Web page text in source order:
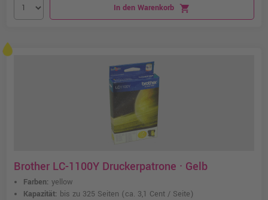
In den Warenkorb shopping_cart
Brother LC-1100Y Druckerpatrone · Gelb
Farben: yellow
Kapazität: bis zu 325 Seiten (ca. 3,1 Cent / Seite)